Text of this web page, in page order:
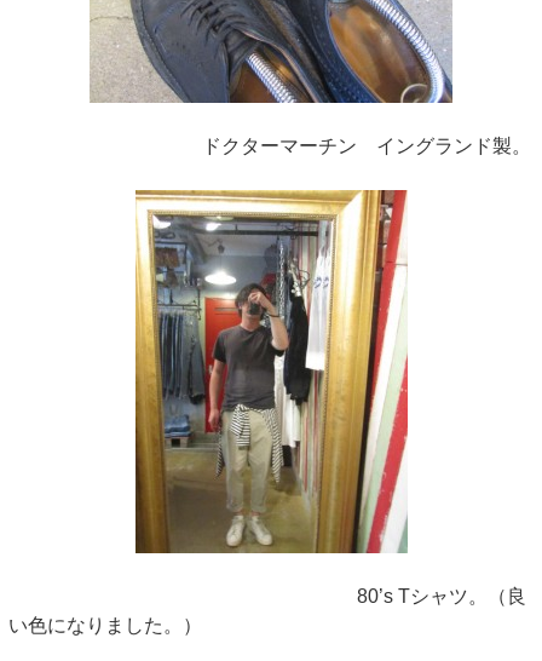
ドクターマーチン イングランド製。
80’s Tシャツ。（良
い色になりました。）